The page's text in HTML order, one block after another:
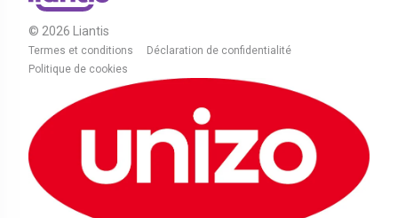
© 2026 Liantis
Termes et conditions
Déclaration de confidentialité
Politique de cookies